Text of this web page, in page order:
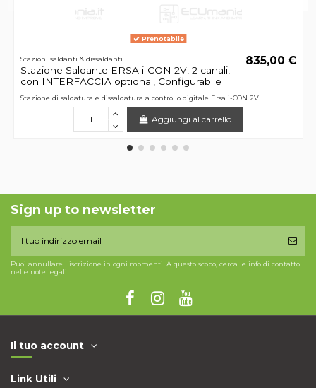
Prenotabile
Stazioni saldanti & dissaldanti
Stazione Saldante ERSA i-CON 2V, 2 canali,
con INTERFACCIA optional, Configurabile
835,00 €
Stazione di saldatura e dissaldatura a controllo digitale Ersa i-CON 2V
Aggiungi al carrello
Sign up to newsletter
Puoi annullare l'iscrizione in ogni momenti. A questo scopo, cerca le info di contatto
nelle note legali.
Il tuo account
Link Utili